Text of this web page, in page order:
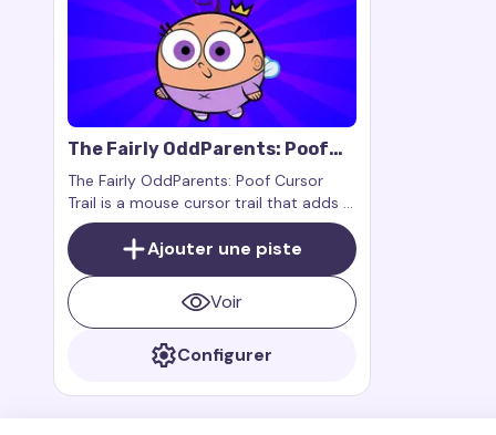
The Fairly OddParents: Poof
Cursor Trail
The Fairly OddParents: Poof Cursor
Trail is a mouse cursor trail that adds a
fun and adorable trail inspired by the
little fairy Poof from the iconic
animated series.
Ajouter une piste
Voir
Configurer